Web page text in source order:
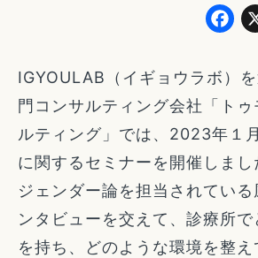
IGYOULAB（イギョウラボ）
門コンサルティング会社「ト
ルティング」では、2023年１
に関するセミナーを開催しま
ジェンダー論を担当されている
ンタビューを交えて、診療所
を持ち、どのような環境を整